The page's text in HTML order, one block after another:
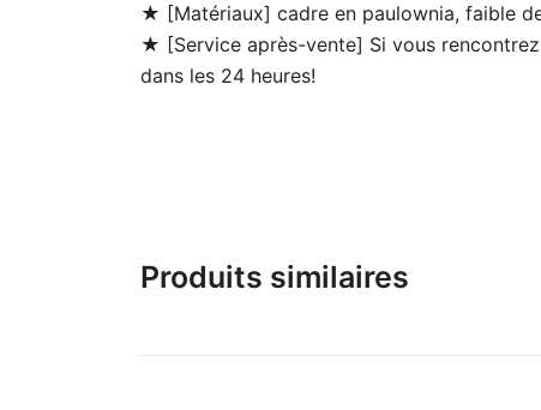
★ [Matériaux] cadre en paulownia, faible
★ [Service après-vente] Si vous rencontrez
dans les 24 heures!
Produits similaires